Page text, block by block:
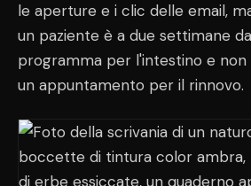
le aperture e i clic delle email,
un paziente è a due settimane
programma per l'intestino e non
un appuntamento per il rinnovo.